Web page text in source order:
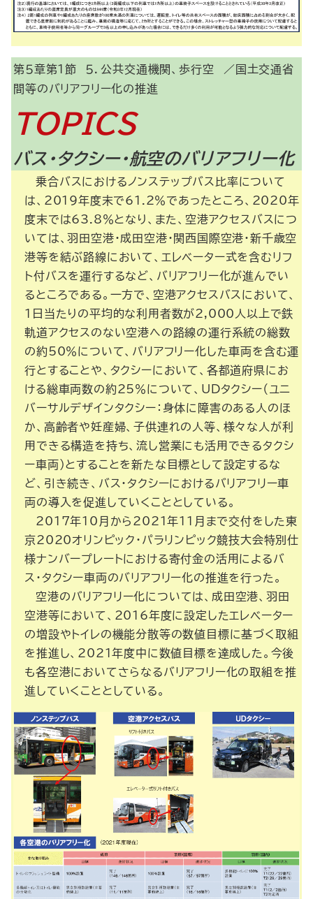
／国土交通省
第５章第１節 ５．公共交通機関、歩行空
間等のバリアフリー化の推進
TOPICS
バス・タクシー・航空のバリアフリー化
乗合バスにおけるノンステップバス比率について
は、2019年度末で61.2％であったところ、2020年
度末では63.8％となり、また、空港アクセスバスにつ
いては、羽田空港・成田空港・関西国際空港・新千歳空
港等を結ぶ路線において、エレベーター式を含むリフ
ト付バスを運行するなど、バリアフリー化が進んでい
るところである。一方で、空港アクセスバスにおいて、
１日当たりの平均的な利用者数が2,000人以上で鉄
軌道アクセスのない空港への路線の運行系統の総数
の約50％について、バリアフリー化した車両を含む運
行とすることや、タクシーにおいて、各都道府県にお
ける総車両数の約25％について、UDタクシー（ユニ
バーサルデザインタクシー：身体に障害のある人のほ
か、高齢者や妊産婦、子供連れの人等、様々な人が利
用できる構造を持ち、流し営業にも活用できるタクシ
ー車両）とすることを新たな目標として設定するな
ど、引き続き、バス・タクシーにおけるバリアフリー車
両の導入を促進していくこととしている。
2017年10月から2021年11月まで交付をした東
京2020オリンピック・パラリンピック競技大会特別仕
様ナンバープレートにおける寄付金の活用によるバ
ス・タクシー車両のバリアフリー化の推進を行った。
空港のバリアフリー化については、成田空港、羽田
空港等において、2016年度に設定したエレベーター
の増設やトイレの機能分散等の数値目標に基づく取組
を推進し、2021年度中に数値目標を達成した。今後
も各空港においてさらなるバリアフリー化の取組を推
進していくこととしている。